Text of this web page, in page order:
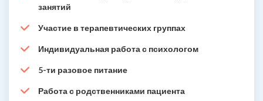
занятий
Участие в терапевтических группах
Индивидуальная работа с психологом
5-ти разовое питание
Работа с родственниками пациента